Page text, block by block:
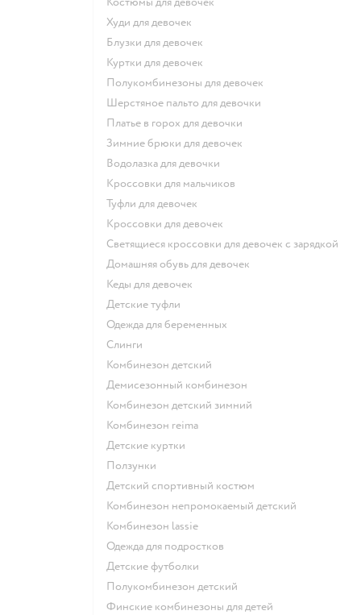
Худи для девочек
Блузки для девочек
Куртки для девочек
Полукомбинезоны для девочек
Шерстяное пальто для девочки
Платье в горох для девочки
Зимние брюки для девочек
Водолазка для девочки
Кроссовки для мальчиков
Туфли для девочек
Кроссовки для девочек
Светящиеся кроссовки для девочек с зарядкой
Домашняя обувь для девочек
Кеды для девочек
Детские туфли
Одежда для беременных
Слинги
Комбинезон детский
Демисезонный комбинезон
Комбинезон детский зимний
Комбинезон reima
Детские куртки
Ползунки
Детский спортивный костюм
Комбинезон непромокаемый детский
Комбинезон lassie
Одежда для подростков
Детские футболки
Полукомбинезон детский
Финские комбинезоны для детей